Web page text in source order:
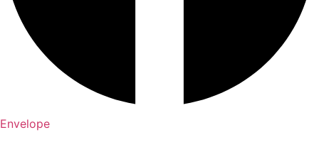
Envelope